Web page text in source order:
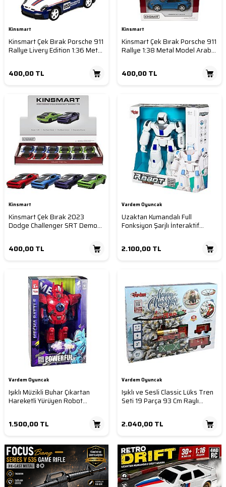
Kinsmart
Kinsmart Çek Bırak Porsche 911
Rallye Livery Edition 1:36 Metal
400,00TL
Kinsmart
Kinsmart Çek Bırak Porsche 911
Rallye 1:38 Metal Model Araba
400,00TL
Kinsmart
Kinsmart Çek Bırak 2023
Dodge Challenger SRT Demon
400,00TL
Vardem Oyuncak
Uzaktan Kumandalı Full
Fonksiyon Şarjlı İnteraktif
Programlanabilir 6 Yaş+
2.100,00TL
Vardem Oyuncak
Işıklı Müzikli Buhar Çıkartan
Hareketli Yürüyen Robot
1.500,00TL
Vardem Oyuncak
Işıklı ve Sesli Classic Lüks Tren
Seti 19 Parça 93 Cm Raylı
2.040,00TL